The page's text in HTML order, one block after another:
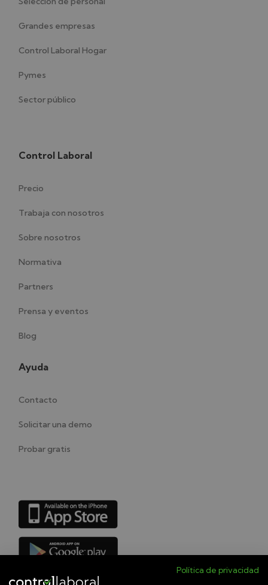
Grandes empresas
Control Laboral Hogar
Pymes
Sector público
Control Laboral
Precio
Trabaja con nosotros
Sobre nosotros
Normativa
Partners
Prensa y eventos
Blog
Ayuda
Contacto
Solicitar una demo
Probar gratis
Política de privacidad